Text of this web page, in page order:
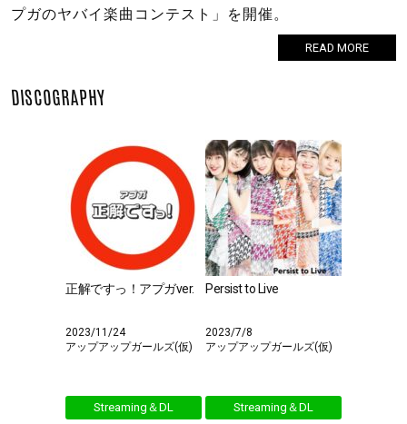
プガのヤバイ楽曲コンテスト」を開催。
READ MORE
DISCOGRAPHY
正解ですっ！アプガver.
2023/11/24
アップアップガールズ(仮)
Streaming＆DL
Persist to Live
2023/7/8
アップアップガールズ(仮)
Streaming＆DL